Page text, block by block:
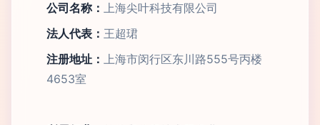
公司名称： 上海尖叶科技有限公司
法人代表： 王超珺
注册地址： 上海市闵行区东川路555号丙楼
4653室